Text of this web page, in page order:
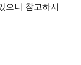
으니 참고하시